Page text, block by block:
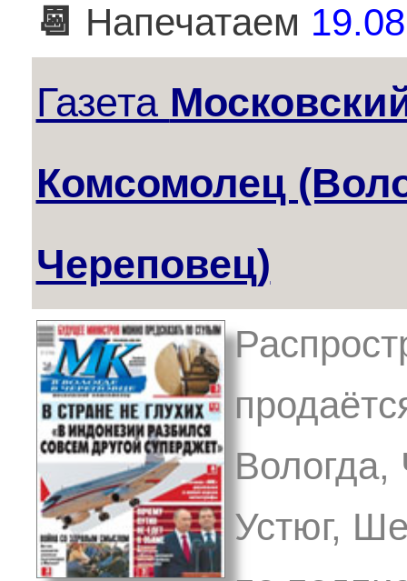
📆 Напечатаем
Газета
Комсомолец
Череповец)
Вологда,
Устюг,